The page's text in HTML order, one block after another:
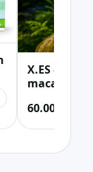
X.ES –
maca,
masculino)
60.00 EUR